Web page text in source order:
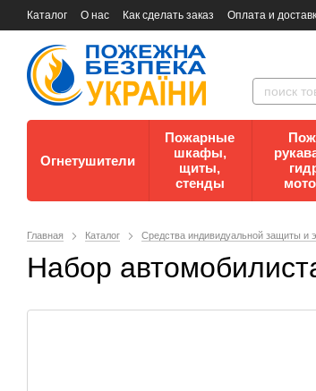
Каталог О нас Как сделать заказ Оплата и
Документы
Контакты Документы по пожарной
Огнетушители
Пожарные
шкафы,
щиты,
стенды
Главная Каталог Средства индивидуальной защиты и
Набор